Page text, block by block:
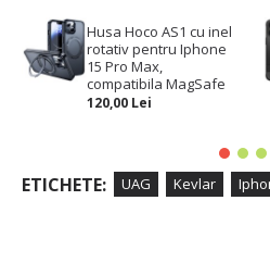
Husa Hoco AS1 cu inel
rotativ pentru Iphone
15 Pro Max,
compatibila MagSafe
120,00 Lei
ETICHETE: UAG Kevlar